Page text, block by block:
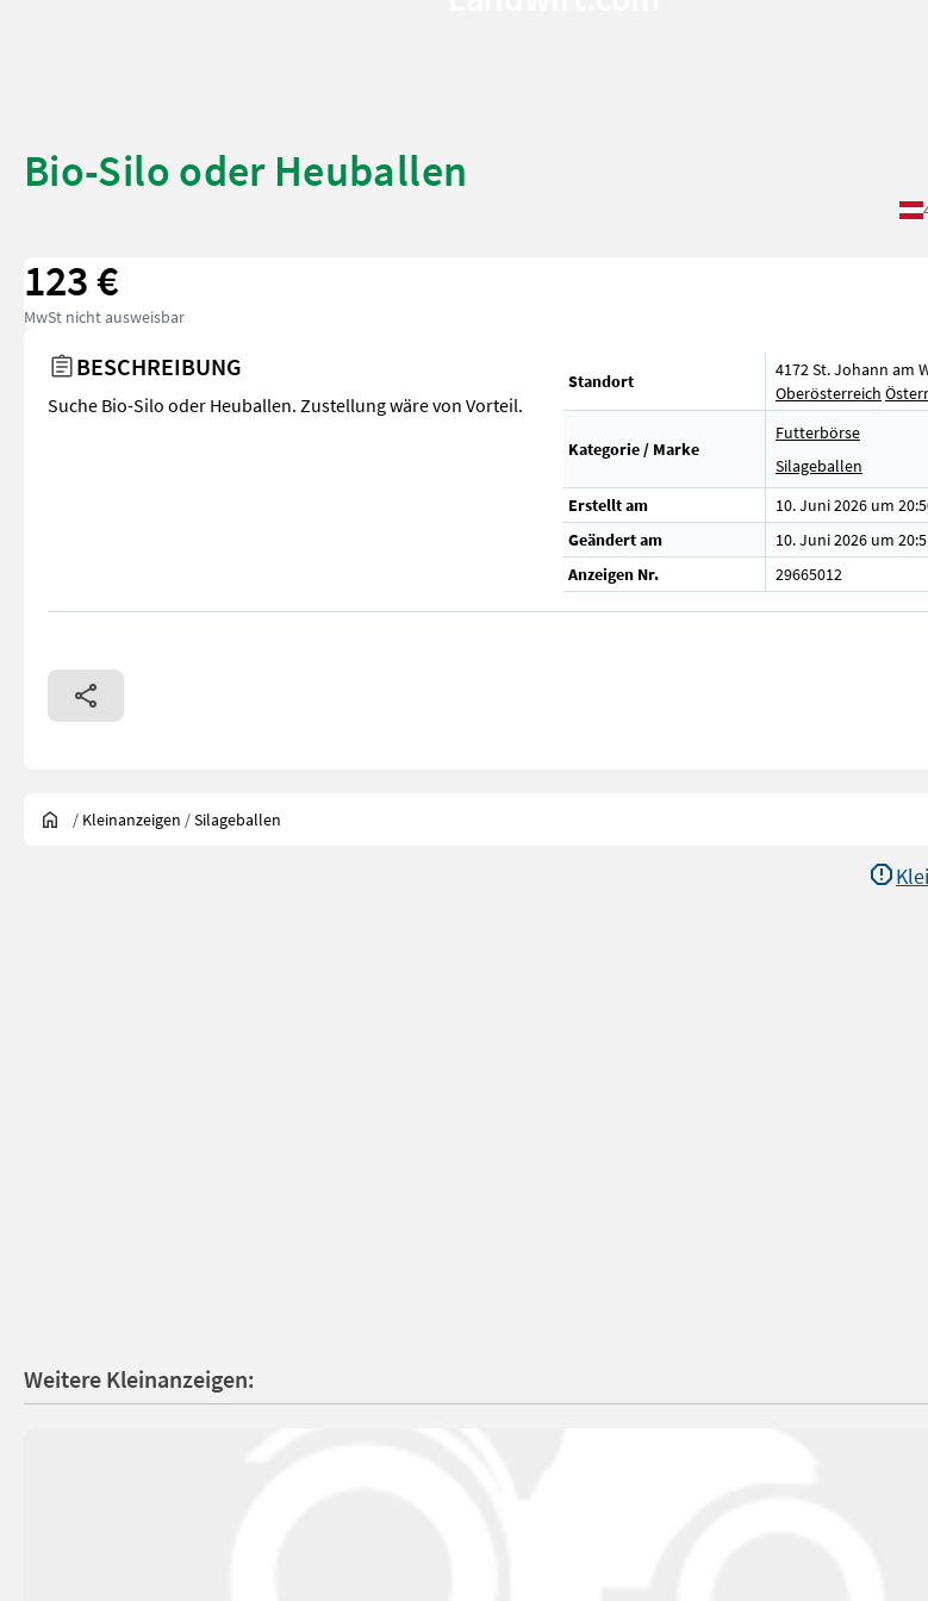
Bio-Silo oder Heuballen
123 €
MwSt nicht ausweisbar
BESCHREIBUNG
Suche Bio-Silo oder Heuballen. Zustellung wäre von Vorteil.
Standort
4172 St. Johann am
Oberösterreich
Kategorie / Marke
Futterbörse
Silageballen
Erstellt am
10. Juni 2026 um
Geändert am
10. Juni 2026 um
Anzeigen Nr.
29665012
/ Kleinanzeigen /Silageballen
Weitere Kleinanzeigen: